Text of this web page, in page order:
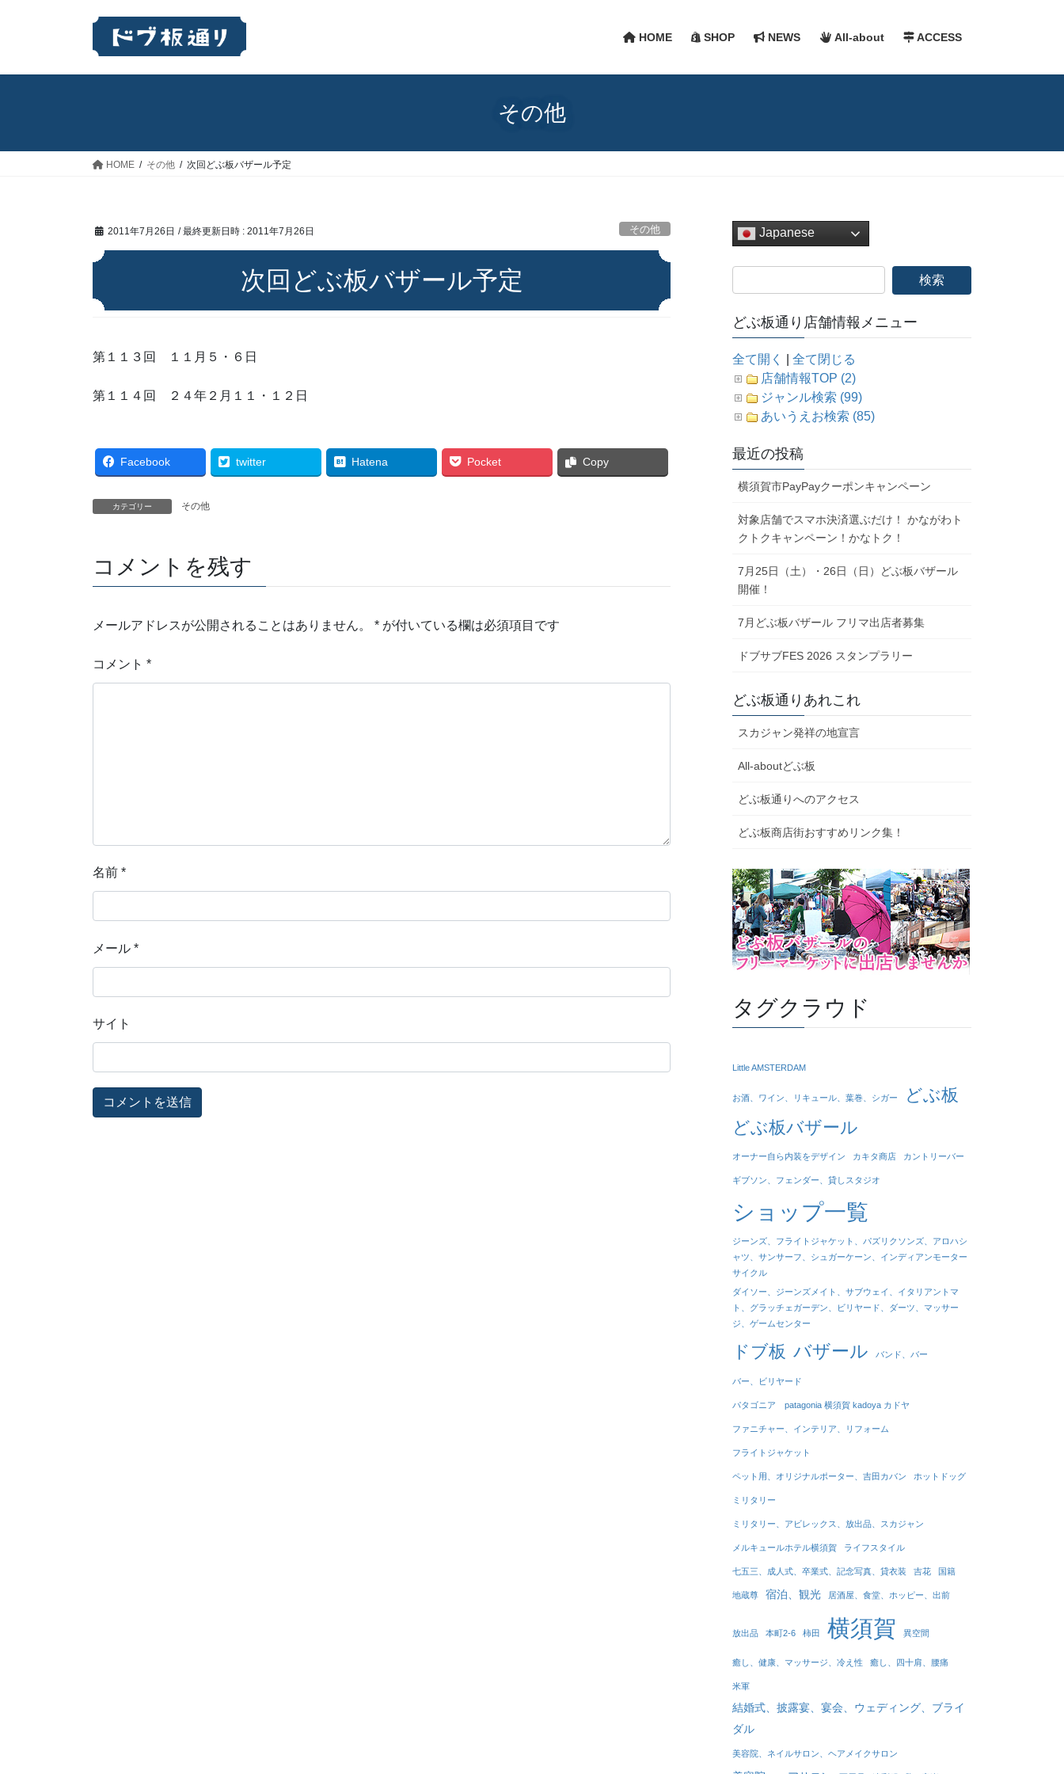
HOME SHOP NEWS All-about ACCESS
その他
HOME その他 次回どぶ板バザール予定
2011年7月26日 / 最終更新日時 : 2011年7月26日 その他
次回どぶ板バザール予定
第１１３回 １１月５・６日
第１１４回 ２４年２月１１・１２日
Facebook twitter Hatena Pocket Copy
カテゴリー その他
コメントを残す
メールアドレスが公開されることはありません。 * が付いている欄は必須項目です
コメント *
名前 *
メール *
サイト
Japanese
どぶ板通り店舗情報メニュー
全て開く |全て閉じる
店舗情報TOP (2)
ジャンル検索 (99)
あいうえお検索 (85)
最近の投稿
横須賀市PayPayクーポンキャンペーン
対象店舗でスマホ決済選ぶだけ！ かながわト
クトクキャンペーン！かなトク！
7月25日（土）・26日（日）どぶ板バザール
開催！
7月どぶ板バザール フリマ出店者募集
ドブサブFES 2026 スタンプラリー
どぶ板通りあれこれ
スカジャン発祥の地宣言
All-aboutどぶ板
どぶ板通りへのアクセス
どぶ板商店街おすすめリンク集！
タグクラウド
Little AMSTERDAM
お酒、ワイン、リキュール、葉巻、シガー
どぶ板
どぶ板バザール
オーナー自ら内装をデザイン カキタ商店 カントリーバー
ギブソン、フェンダー、貸しスタジオ
ショップ一覧
ジーンズ、フライトジャケット、パズリクソンズ、アロハシ
ャツ、サンサーフ、シュガーケーン、インディアンモーター
サイクル
ダイソー、ジーンズメイト、サブウェイ、イタリアントマ
ト、グラッチェガーデン、ビリヤード、ダーツ、マッサー
ジ、ゲームセンター
ドブ板 バザール バンド、バー
バー、ビリヤード
パタゴニア patagonia 横須賀 kadoya カドヤ
ファニチャー、インテリア、リフォーム
フライトジャケット
ペット用、オリジナルポーター、吉田カバン ホットドッグ
ミリタリー
ミリタリー、アビレックス、放出品、スカジャン
メルキュールホテル横須賀 ライフスタイル
七五三、成人式、卒業式、記念写真、貸衣装 吉花 国籍
地蔵尊 宿泊、観光 居酒屋、食堂、ホッピー、出前
放出品 本町2-6 柿田 横須賀 異空間
癒し、健康、マッサージ、冷え性 癒し、四十肩、腰痛
米軍
結婚式、披露宴、宴会、ウェディング、ブライ
ダル
美容院、ネイルサロン、ヘアメイクサロン